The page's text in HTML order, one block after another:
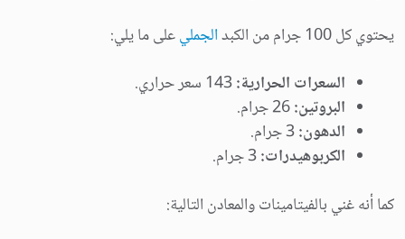
يحتوي كل 100 جرام من الكبد الجمليعلى ما يلي:
السعرات الحرارية:
البروتين:
الدهون:
الكربوهيدرات:
كما أنه غني بالفيتامينات والمعادن التالية: